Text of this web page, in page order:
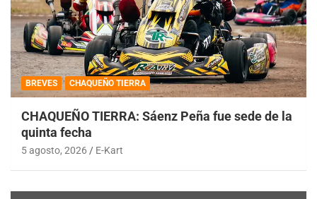
BREVES CHAQUEÑO TIERRA
CHAQUEÑO TIERRA: Sáenz Peña fue sede de la
quinta fecha
5 agosto, 2026 E-Kart